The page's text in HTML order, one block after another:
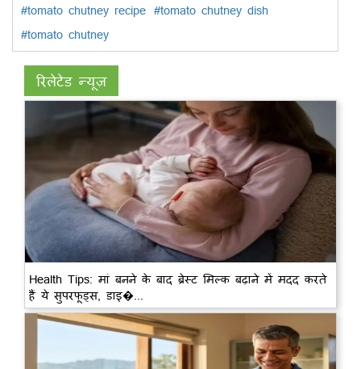
#tomato chutney recipe #tomato chutney dish
#tomato chutney
रिलेटेड न्यूज़
Health Tips: मां बनने के बाद ब्रेस्ट मिल्क बढ़ाने में मदद करते
हैं ये सुपरफूड्स, डाइ�...